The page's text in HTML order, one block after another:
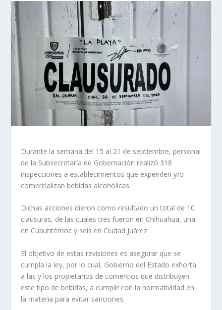
Durante la semana del 15 al 21 de septiembre, personal
de la Subsecretaría de Gobernación realizó 318
inspecciones a establecimientos que expenden y/o
comercializan bebidas alcohólicas.
Dichas acciones dieron como resultado un total de 10
clausuras, de las cuales tres fueron en Chihuahua, una
en Cuauhtémoc y seis en Ciudad Juárez.
El objetivo de estas revisiones es asegurar que se
cumpla la ley, por lo cual, Gobierno del Estado exhorta
a las y los propietarios de comercios que distribuyen
este tipo de bebidas, a cumplir con la normatividad en
la materia para evitar sanciones.